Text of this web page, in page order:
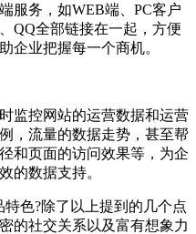
服务，如WEB端、PC客户
QQ全部链接在一起，方便
企业把握每一个商机。
控网站的运营数据和运营
，流量的数据走势，甚至帮
和页面的访问效果等，为企
的数据支持。
色?除了以上提到的几个点
的社交关系以及富有想象力